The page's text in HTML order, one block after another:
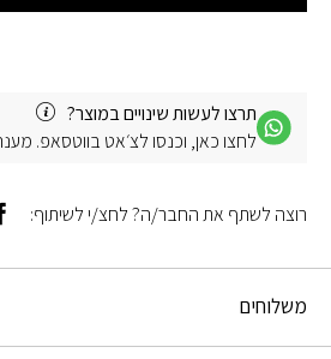
תרצו לעשות שינויים במוצר?
לחצו כאן, וכנסו לצ׳אט בווטסאפ. מענה
משלוחים
רוצה לשתף את החבר/ה? לחצ/י לשיתוף: